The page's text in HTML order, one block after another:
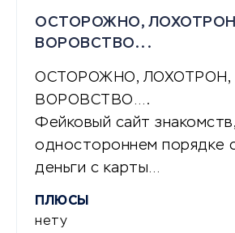
ОСТОРОЖНО,
ВОРОВСТВО...
ОСТОРОЖНО, ЛОХОТРОН,
ВОРОВСТВО….
Фейковый сайт
одностороннем порядке
деньги с карты…
ПЛЮСЫ
нету